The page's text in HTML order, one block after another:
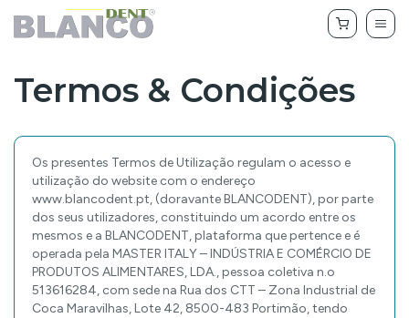
Termos & Condições
Os presentes Termos de Utilização regulam o acesso e
utilização do website com o endereço
www.blancodent.pt, (doravante BLANCODENT), por parte
dos seus utilizadores, constituindo um acordo entre os
mesmos e a BLANCODENT, plataforma que pertence e é
operada pela MASTER ITALY – INDÚSTRIA E COMÉRCIO DE
PRODUTOS ALIMENTARES, LDA., pessoa coletiva n.o
513616284, com sede na Rua dos CTT – Zona Industrial de
Coca Maravilhas, Lote 42, 8500-483 Portimão, tendo